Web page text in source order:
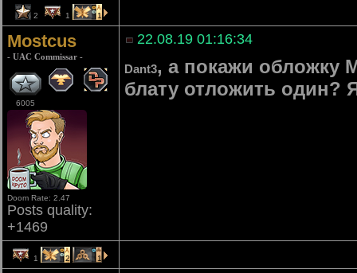
2 1 1
Mostcus
- UAC Commissar -
6005
Doom Rate: 2.47
Posts quality:
+1469
22.08.19 01:16:34
Dant3, а покажи обложку
блату отложить один?
1 2 1